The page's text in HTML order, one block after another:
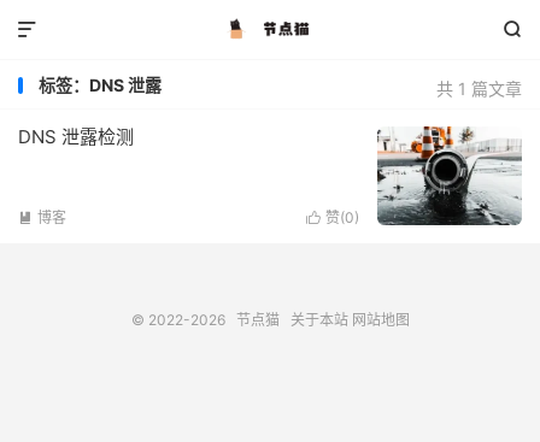


共 1 篇文章
标签：DNS 泄露
DNS 泄露检测
 赞(0)
 博客
© 2022-2026 节点猫 关于本站 网站地图